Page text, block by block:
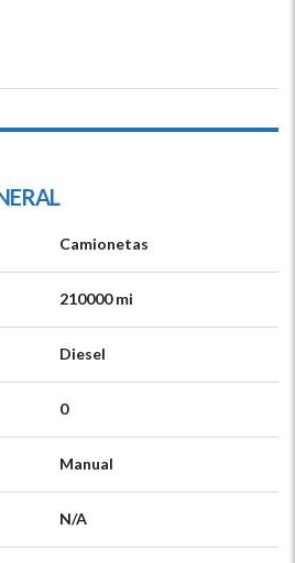
Camionetas
210000 mi
Diesel
0
Manual
N/A